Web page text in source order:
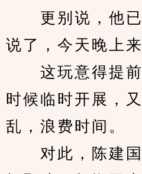
更别说，他已
说了，今天晚上
这玩意得提前
时候临时开展，
乱，浪费时间。
对此，陈建国